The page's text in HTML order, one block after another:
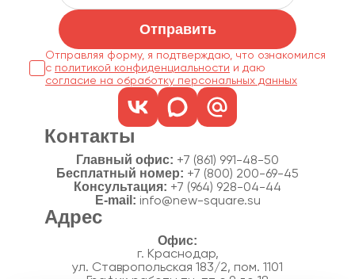
Отправить
Отправляя форму, я подтверждаю, что ознакомился
с политикой конфиденциальности
согласие на обработку персональных данных
Контакты
Главный офис: +7 (861) 991-48-50
Бесплатный номер: +7 (800) 200-69-45
Консультация: +7 (964) 928-04-44
E-mail: info@new-square.su
Адрес
г. Краснодар,
ул. Ставропольская 183/2, пом. 1101